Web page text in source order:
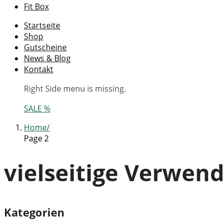
Fit Box
Startseite
Shop
Gutscheine
News & Blog
Kontakt
Right Side menu is missing.
SALE %
Home
Page 2
vielseitige
Kategorien